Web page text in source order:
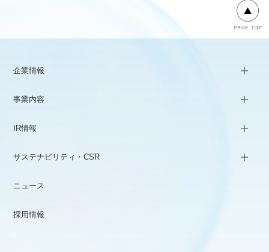
企業情報
事業内容
IR情報
サステナビリティ・CSR
ニュース
採用情報